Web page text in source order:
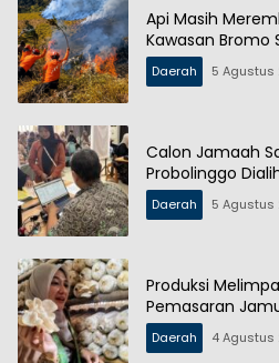
Api Masih
Kawasan Bromo
Daerah 5 Agustus
Calon Jamaah
Probolinggo
Daerah 5 Agustus
Produksi
Pemasaran
Daerah 4 Agustus